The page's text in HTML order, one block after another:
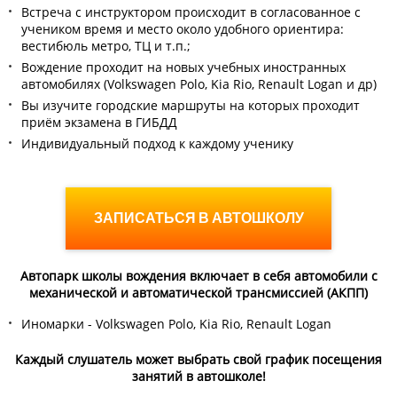
Встреча с инструктором происходит в согласованное с
учеником время и место около удобного ориентира:
вестибюль метро, ТЦ и т.п.;
Вождение проходит на новых учебных иностранных
автомобилях (Volkswagen Polo, Kia Rio, Renault Logan и др)
Вы изучите городские маршруты на которых проходит
приём экзамена в ГИБДД
Индивидуальный подход к каждому ученику
ЗАПИСАТЬСЯ В АВТОШКОЛУ
Автопарк школы вождения включает в себя автомобили с
механической и автоматической трансмиссией (АКПП)
Иномарки - Volkswagen Polo, Kia Rio, Renault Logan
Каждый слушатель может выбрать свой график посещения
занятий в автошколе!